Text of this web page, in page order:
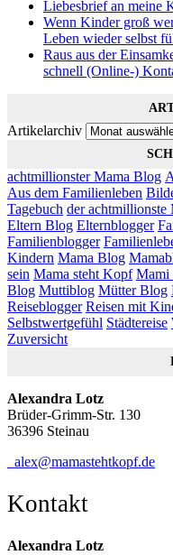
Liebesbrief an meine
Wenn Kinder groß
Leben wieder selbst
Raus aus der
schnell (Online-)
Artikelarchiv
achtmillionster Mama Blog
Aus dem Familienleben
Tagebuch der achtmillionste
Eltern Blog Elternblogger
Familienblogger
Kindern Mama Blog
sein Mama steht Kopf Mami
Blog Muttiblog Mütter Blog
Reiseblogger Reisen mit
Selbstwertgefühl Städtereise
Zuversicht
Alexandra Lotz
Brüder-Grimm-Str. 130
36396 Steinau
alex@mamastehtkopf.de
Kontakt
Alexandra Lotz